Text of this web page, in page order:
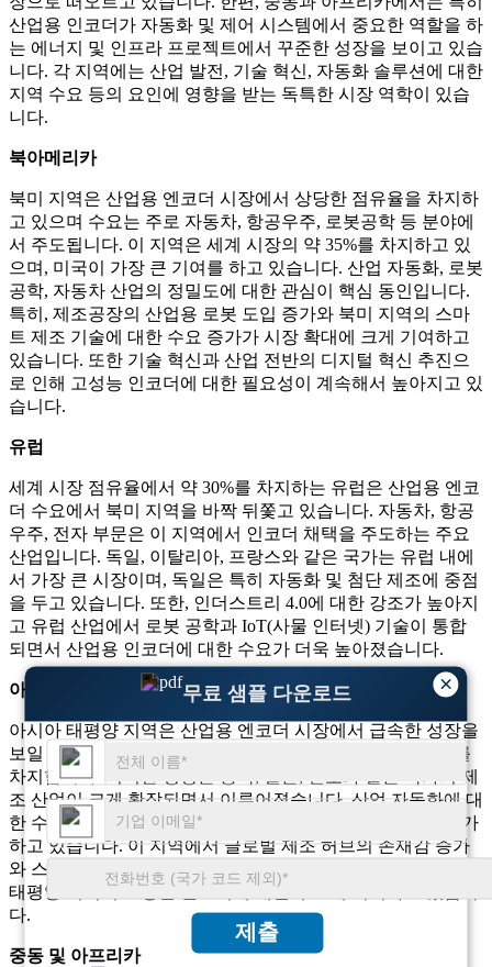
×
무료 샘플 다운로드
제출
산업용 인코더가 자동화 및 제어 시스템에서 중요한 역할을 하
는 에너지 및 인프라 프로젝트에서 꾸준한 성장을 보이고 있습
니다. 각 지역에는 산업 발전, 기술 혁신, 자동화 솔루션에 대한
지역 수요 등의 요인에 영향을 받는 독특한 시장 역학이 있습
니다.
북아메리카
북미 지역은 산업용 엔코더 시장에서 상당한 점유율을 차지하
고 있으며 수요는 주로 자동차, 항공우주, 로봇공학 등 분야에
서 주도됩니다. 이 지역은 세계 시장의 약 35%를 차지하고 있
으며, 미국이 가장 큰 기여를 하고 있습니다. 산업 자동화, 로봇
공학, 자동차 산업의 정밀도에 대한 관심이 핵심 동인입니다.
특히, 제조공장의 산업용 로봇 도입 증가와 북미 지역의 스마
트 제조 기술에 대한 수요 증가가 시장 확대에 크게 기여하고
있습니다. 또한 기술 혁신과 산업 전반의 디지털 혁신 추진으
로 인해 고성능 인코더에 대한 필요성이 계속해서 높아지고 있
습니다.
유럽
세계 시장 점유율에서 약 30%를 차지하는 유럽은 산업용 엔코
더 수요에서 북미 지역을 바짝 뒤쫓고 있습니다. 자동차, 항공
우주, 전자 부문은 이 지역에서 인코더 채택을 주도하는 주요
산업입니다. 독일, 이탈리아, 프랑스와 같은 국가는 유럽 내에
서 가장 큰 시장이며, 독일은 특히 자동화 및 첨단 제조에 중점
을 두고 있습니다. 또한, 인더스트리 4.0에 대한 강조가 높아지
고 유럽 산업에서 로봇 공학과 IoT(사물 인터넷) 기술이 통합
되면서 산업용 인코더에 대한 수요가 더욱 높아졌습니다.
아시아 태평양
아시아 태평양 지역은 산업용 엔코더 시장에서 급속한 성장을
보일 것으로 예상되며, 이는 전 세계 시장 점유율의 약 25%를
차지합니다. 이러한 성장은 중국, 일본, 인도와 같은 국가의 제
조 산업이 크게 확장되면서 이루어졌습니다. 산업 자동화에 대
한 수요는 특히 전자, 자동차, 기계 제조 부문에서 꾸준히 증가
하고 있습니다. 이 지역에서 글로벌 제조 허브의 존재감 증가
와 스마트 공장 및 IoT 기반 생산 프로세스의 성장 또한 아시아
태평양 지역의 고정밀 엔코더에 대한 수요에 기여하고 있습니
다.
중동 및 아프리카